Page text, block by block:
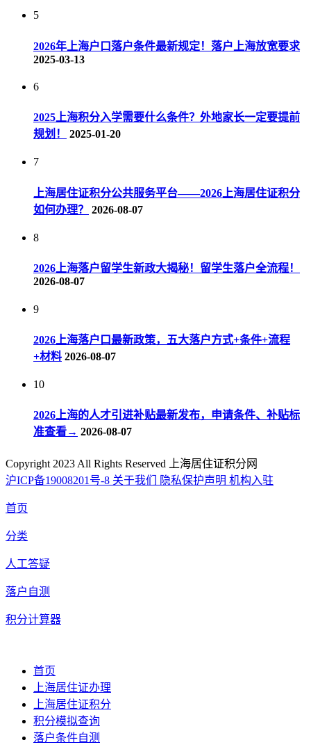
5
2026年上海户口落户条件最新规定！落户上海放宽要求
2025-03-13
6
2025上海积分入学需要什么条件？外地家长一定要提前
规划！
2025-01-20
7
上海居住证积分公共服务平台——2026上海居住证积分
如何办理？
2026-08-07
8
2026上海落户留学生新政大揭秘！留学生落户全流程！
2026-08-07
9
2026上海落户口最新政策，五大落户方式+条件+流程
+材料 2026-08-07
10
2026上海的人才引进补贴最新发布，申请条件、补贴标
准查看→ 2026-08-07
Copyright 2023 All Rights Reserved 上海居住证积分网
沪ICP备19008201号-8 关于我们 隐私保护声明 机构入驻
首页
分类
人工答疑
落户自测
积分计算器
首页
上海居住证办理
上海居住证积分
积分模拟查询
落户条件自测